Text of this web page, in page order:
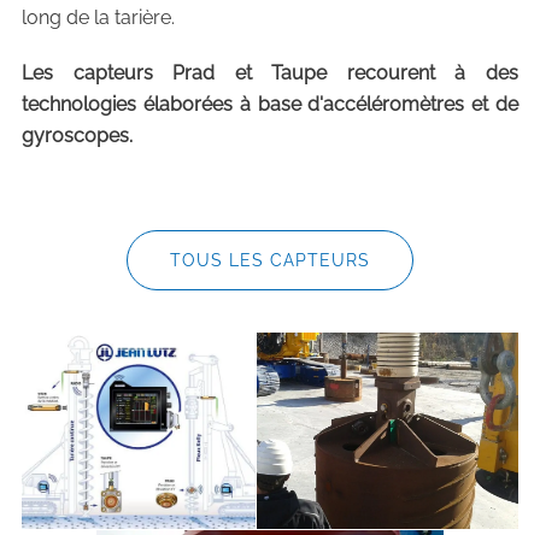
long de la tarière.
Les capteurs Prad et Taupe recourent à des
technologies élaborées à base d'accéléromètres et de
gyroscopes.
TOUS LES CAPTEURS